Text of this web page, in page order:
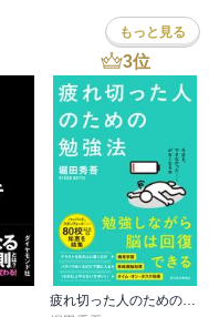
もっと見る
3位
疲れ切った人のための勉強法